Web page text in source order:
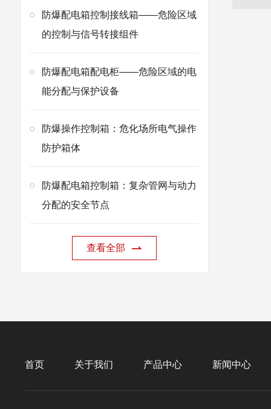
防爆配电箱控制接线箱——危险区域
的控制与信号转接组件
防爆配电箱配电柜——危险区域的电
能分配与保护设备
防爆操作控制箱：危化场所电气操作
防护箱体
防爆配电箱控制箱：复杂管网与动力
分配的安全节点
查看全部
首页 关于我们 产品中心 新闻中心